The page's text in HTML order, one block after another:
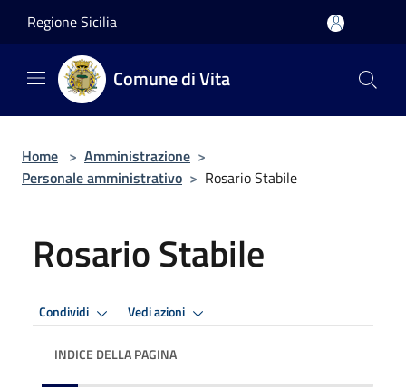
Regione Sicilia
Comune di Vita
Home > Amministrazione >
Personale amministrativo > Rosario Stabile
Rosario Stabile
Condividi Vedi azioni
INDICE DELLA PAGINA